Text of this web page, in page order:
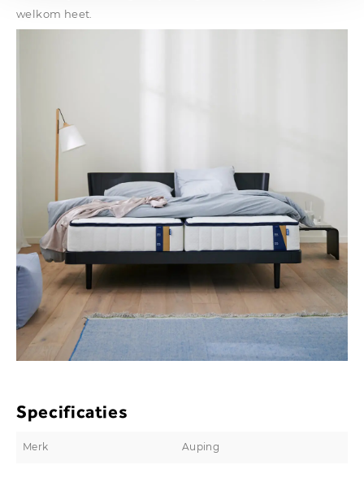
welkom heet.
Specificaties
Merk Auping